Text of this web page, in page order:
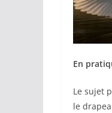
En
Le sujet
le